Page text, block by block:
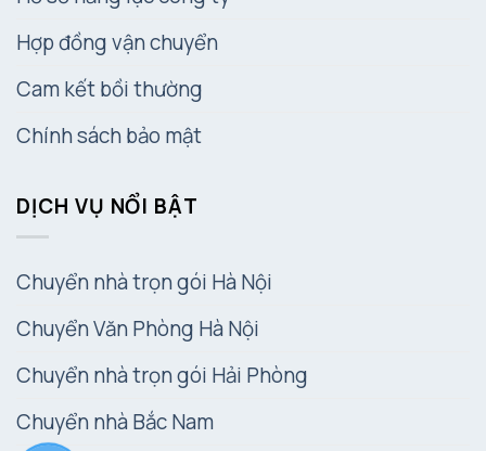
Hợp đồng vận chuyển
Cam kết bồi thường
Chính sách bảo mật
DỊCH VỤ NỔI BẬT
Chuyển nhà trọn gói Hà Nội
Chuyển Văn Phòng Hà Nội
Chuyển nhà trọn gói Hải Phòng
Chuyển nhà Bắc Nam